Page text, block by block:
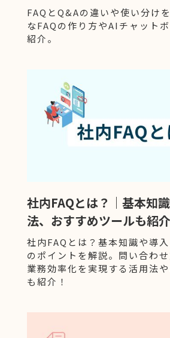
FAQとQ&Aの違いや使い分け
なFAQの作り方やAIチャット
紹介。
社内FAQとは？｜基本知
法、おすすめツールも紹介
社内FAQとは？基本知識や導
のポイントを解説。問い合わせ
業務効率化を実現する活用法
も紹介！